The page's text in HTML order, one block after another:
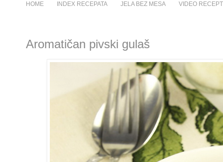
HOME INDEX RECEPATA JELA BEZ MESA VIDEO
Aromatičan pivski gulaš